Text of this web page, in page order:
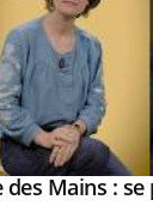
des Mains :